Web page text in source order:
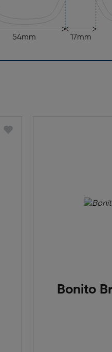
17mm
54mm
Bonito